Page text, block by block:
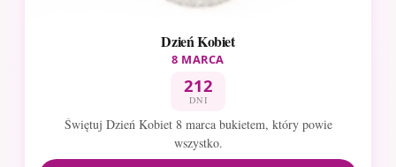
Dzień Kobiet
8 MARCA
212
DNI
Świętuj Dzień Kobiet 8 marca bukietem, który powie
wszystko.